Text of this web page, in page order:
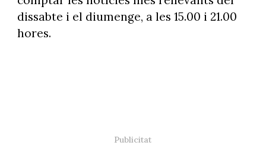
dissabte i el diumenge, a les 15.00 i 21.00
hores.